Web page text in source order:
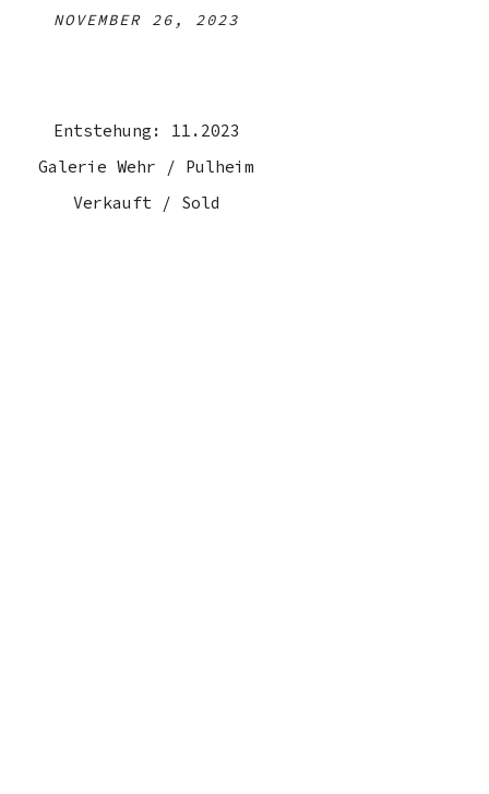
NOVEMBER 26, 2023
Entstehung: 11.2023
Galerie Wehr / Pulheim
Verkauft / Sold